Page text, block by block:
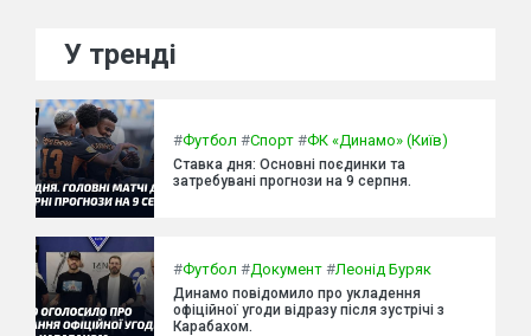
У тренді
#Футбол #Спорт #ФК «Динамо» (Київ)
Ставка дня: Основні поєдинки та
затребувані прогнози на 9 серпня.
#Футбол #Документ #Леонід Буряк
Динамо повідомило про укладення
офіційної угоди відразу після зустрічі з
Карабахом.